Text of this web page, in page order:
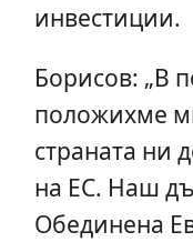
инвестиции.
Борисов: „В
положихме
страната ни
на ЕС. Наш
Обединена